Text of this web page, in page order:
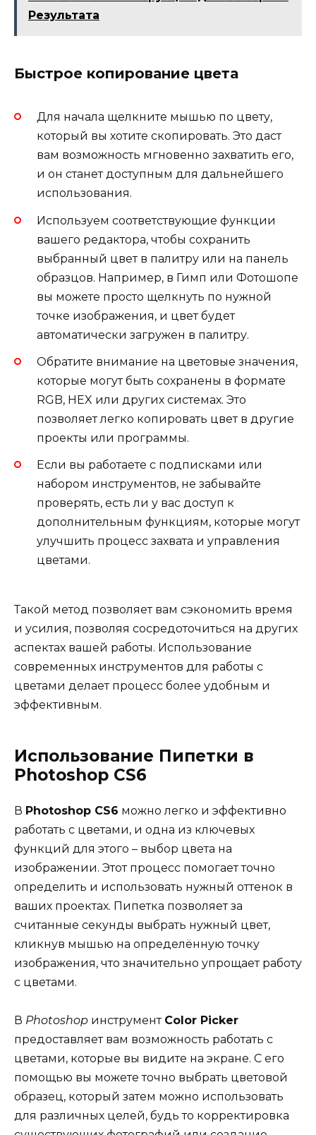
Результата
Быстрое копирование цвета
Для начала щелкните мышью по цвету,
который вы хотите скопировать. Это даст
вам возможность мгновенно захватить его,
и он станет доступным для дальнейшего
использования.
Используем соответствующие функции
вашего редактора, чтобы сохранить
выбранный цвет в палитру или на панель
образцов. Например, в Гимп или Фотошопе
вы можете просто щелкнуть по нужной
точке изображения, и цвет будет
автоматически загружен в палитру.
Обратите внимание на цветовые значения,
которые могут быть сохранены в формате
RGB, HEX или других системах. Это
позволяет легко копировать цвет в другие
проекты или программы.
Если вы работаете с подписками или
набором инструментов, не забывайте
проверять, есть ли у вас доступ к
дополнительным функциям, которые могут
улучшить процесс захвата и управления
цветами.
Такой метод позволяет вам сэкономить время
и усилия, позволяя сосредоточиться на других
аспектах вашей работы. Использование
современных инструментов для работы с
цветами делает процесс более удобным и
эффективным.
Использование Пипетки в
Photoshop CS6
В Photoshop CS6 можно легко и эффективно
работать с цветами, и одна из ключевых
функций для этого – выбор цвета на
изображении. Этот процесс помогает точно
определить и использовать нужный оттенок в
ваших проектах. Пипетка позволяет за
считанные секунды выбрать нужный цвет,
кликнув мышью на определённую точку
изображения, что значительно упрощает работу
с цветами.
В Photoshop инструмент Color Picker
предоставляет вам возможность работать с
цветами, которые вы видите на экране. С его
помощью вы можете точно выбрать цветовой
образец, который затем можно использовать
для различных целей, будь то корректировка